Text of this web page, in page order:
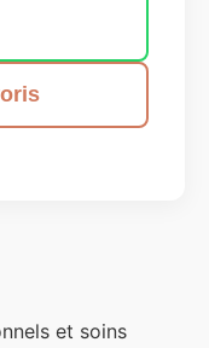
et soins